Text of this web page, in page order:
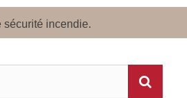
incendie.